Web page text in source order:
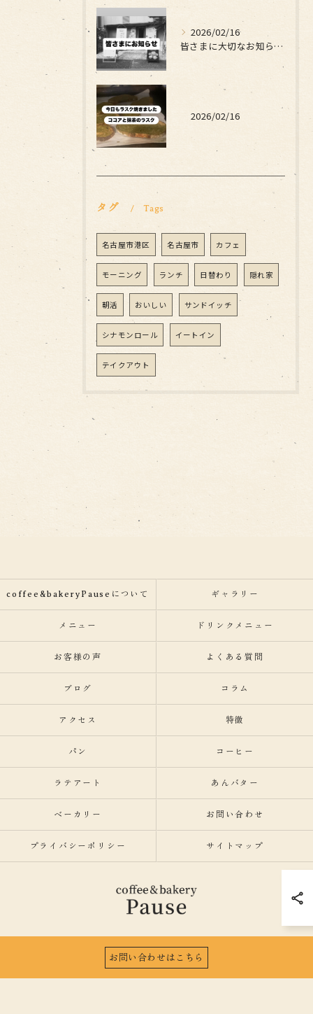
2026/02/16
皆さまに大切なお知らせです
2026/02/16
タグ Tags
名古屋市港区 名古屋市 カフェ
モーニング ランチ 日替わり 隠れ家
朝活 おいしい サンドイッチ
シナモンロール イートイン
テイクアウト
お問い合わせはこちら
coffee&bakeryPauseについて ギャラリー
メニュー ドリンクメニュー
お客様の声 よくある質問
ブログ コラム
アクセス 特徴
パン コーヒー
ラテアート あんバター
ベーカリー お問い合わせ
プライバシーポリシー サイトマップ
© 2026 愛知県名古屋市のカフェならcoffee&bakeryPause ALL RIGHTS RESERVED.